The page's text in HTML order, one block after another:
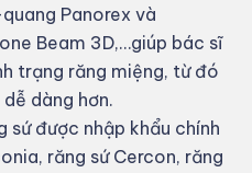
Panorex và
Beam 3D,…giúp bác sĩ
trạng răng miệng, từ đó
dàng hơn.
được nhập khẩu chính
răng sứ Cercon, răng